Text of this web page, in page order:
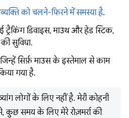
को चलने-फिरने में समस्या है.
ट्रैकिंग डिवाइस, माउथ और हेड स्टिक,
सुविधा.
सिर्फ़ माउस के इस्तेमाल से काम
गया है.
लोगों के लिए नहीं है. मेरी कोहनी
कुछ समय के लिए मेरे रोज़मर्रा की